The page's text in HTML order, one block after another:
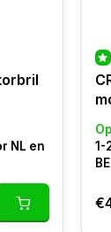
NL en
1-
BE